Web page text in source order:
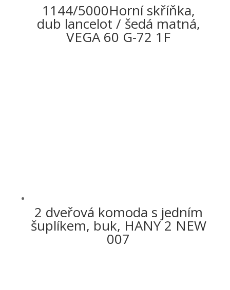
1144/5000Horní skříňka,
dub lancelot / šedá matná,
VEGA 60 G-72 1F
2 dveřová komoda s jedním
šuplíkem, buk, HANY 2 NEW
007